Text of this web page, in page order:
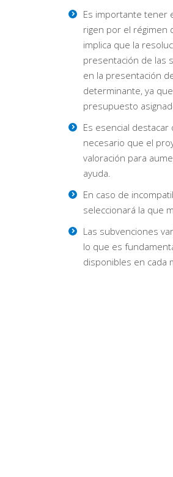
Es importante tener
rigen por el régimen
implica que la
presentación de las
en la presentación
determinante, ya
presupuesto
Es esencial
necesario que el
valoración para
ayuda.
En caso de
seleccionará la que
Las subvenciones
lo que es
disponibles en cada